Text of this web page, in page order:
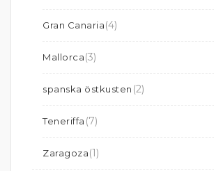
Gran Canaria(4)
Mallorca(3)
spanska östkusten (2)
Teneriffa (7)
Zaragoza(1)